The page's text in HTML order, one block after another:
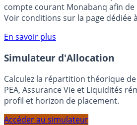
rémunéré Rentabilis. Il n’est pas
compte courant Monabanq afin de
Voir conditions sur la page dédiée
En savoir plus
Simulateur d'Allocation
Calculez la répartition théorique
PEA, Assurance Vie et Liquidités
profil et horizon de placement.